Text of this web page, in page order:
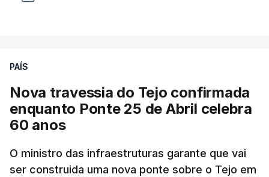
PAÍS
Nova travessia do Tejo confirmada
enquanto Ponte 25 de Abril celebra
60 anos
O ministro das infraestruturas garante que vai
ser construida uma nova ponte sobre o Tejo em